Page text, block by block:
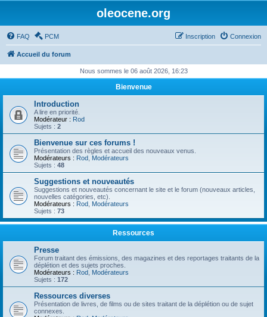
oleocene.org
FAQ PCM Connexion
Inscription
Accueil du forum
Nous sommes le 06 août 2026, 16:23
Bienvenue
Introduction
A lire en priorité.
Modérateur : Rod
Sujets : 2
Bienvenue sur ces forums !
Présentation des règles et accueil des nouveaux venus.
Modérateurs : Rod Modérateurs
Sujets : 48
Suggestions et nouveautés
Suggestions et nouveautés concernant le site et le forum (nouveaux articles,
nouvelles catégories, etc).
Modérateurs : Rod Modérateurs
Sujets : 73
Ressources
Presse
Forum traitant des émissions, des magazines et des reportages traitants de la
déplétion et des sujets proches.
Modérateurs : Rod Modérateurs
Sujets : 172
Ressources diverses
Présentation de livres, de films ou de sites traitant de la déplétion ou de sujet
connexes.